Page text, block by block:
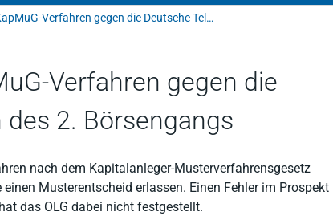
Musterentscheid im KapMuG-Verfahren gegen die Deutsche Telekom wegen des 2. Börsengangs
Verfahren gegen die
2. Börsengangs
nach dem Kapitalanleger-Musterverfahrensgesetz
Musterentscheid erlassen. Einen Fehler im Prospekt
das OLG dabei nicht festgestellt.